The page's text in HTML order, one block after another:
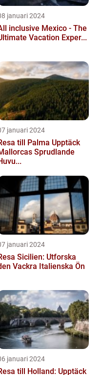
januari 2024
inclusive Mexico - The
Vacation Exper...
januari 2024
till Palma Upptäck
Sprudlande
januari 2024
Sicilien: Utforska
Vackra Italienska Ön
januari 2024
till Holland: Upptäck